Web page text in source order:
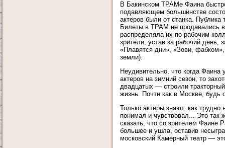
В Бакинском ТРАМе Фаина
подавляющем большинстве
актеров были от станка.
Билеты в ТРАМ не продавались в
распределяла их по рабочим
зрители, устав за рабочий
«Плавятся дни», «Зови,
земли).
Неудивительно, что когда
актеров на зимний сезон, то
двадцатых — строили
жизнь. Почти как в Москве, будь
Только актеры знают, как трудно
понимал и чувствовал... Это так
сказать, что со зрителем Фаине
большее и ушла, оставив
московский Камерный театр —